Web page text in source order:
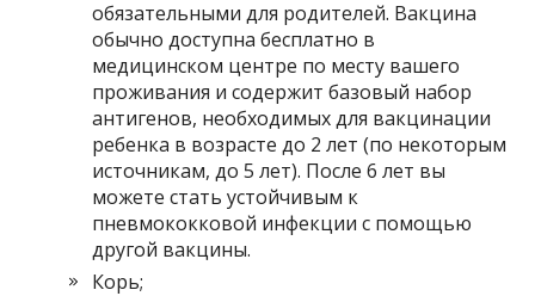
обязательными для родителей. Вакцина
обычно доступна бесплатно в
медицинском центре по месту вашего
проживания и содержит базовый набор
антигенов, необходимых для вакцинации
ребенка в возрасте до 2 лет (по некоторым
источникам, до 5 лет). После 6 лет вы
можете стать устойчивым к
пневмококковой инфекции с помощью
другой вакцины.
Корь;